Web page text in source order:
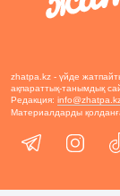
zhatpa.kz - үйде
ақпараттық-танымдық
Редакция:
Материалдарды